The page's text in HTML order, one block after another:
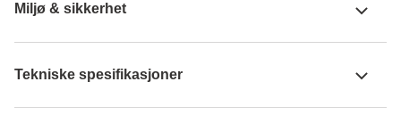
Miljø & sikkerhet
Tekniske spesifikasjoner